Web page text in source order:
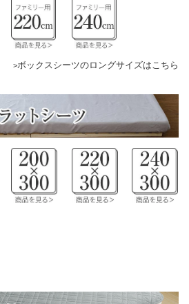
ボックスシーツのロングサイズはこちら